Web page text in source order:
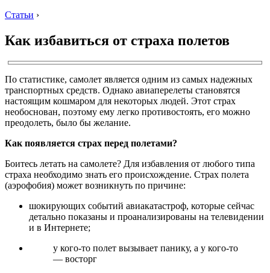
Статьи ›
Как избавиться от страха полетов
По статистике, самолет является одним из самых надежных
транспортных средств. Однако авиаперелеты становятся
настоящим кошмаром для некоторых людей. Этот страх
необоснован, поэтому ему легко противостоять, его можно
преодолеть, было бы желание.
Как появляется страх перед полетами?
Боитесь летать на самолете? Для избавления от любого типа
страха необходимо знать его происхождение. Страх полета
(аэрофобия) может возникнуть по причине:
шокирующих событий авиакатастроф, которые сейчас
детально показаны и проанализированы на телевидении
и в Интернете;
у кого-то полет вызывает панику, а у кого-то
— восторг